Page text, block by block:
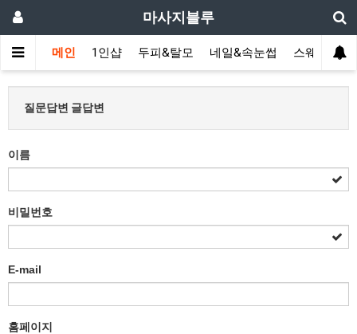
마사지블루
메인 1인샵 두피&탈모 네일&속눈썹 스웨디시(
질문답변 글답변
이름
비밀번호
E-mail
홈페이지